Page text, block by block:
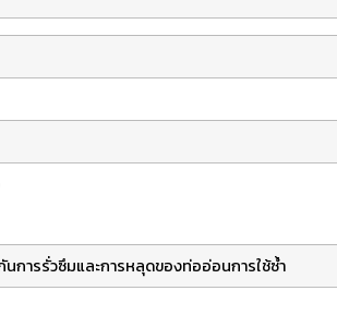
นการรั่วซึมและการหลุดของท่ออ่อนการใช้ซ้ำ